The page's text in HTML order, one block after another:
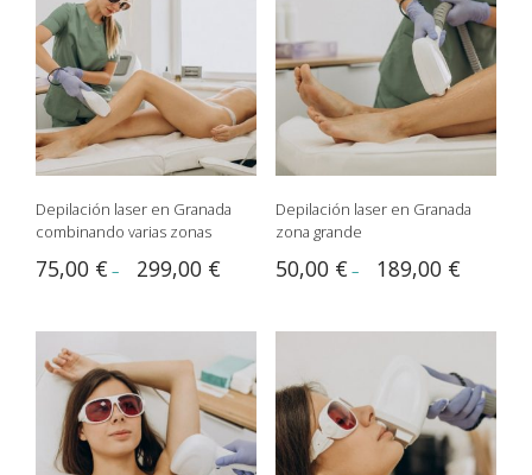
Depilación laser en Granada
combinando varias zonas
75,00 € – 299,00 €
Depilación laser en Granada
zona grande
50,00 € – 189,00 €